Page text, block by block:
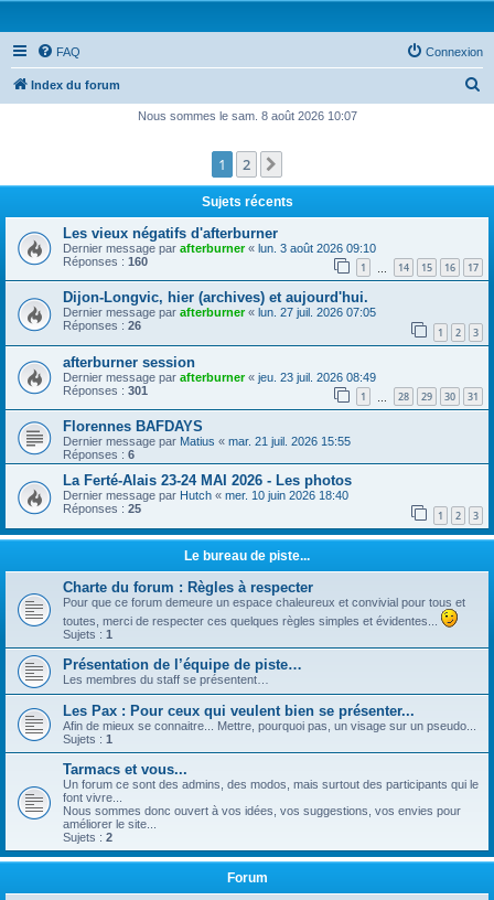
FAQ Connexion
Index du forum
e
r
r
Nous sommes le sam. 8 août 2026 10:07
1 2
Sujets récents
Les vieux négatifs d'afterburner
Dernier message par afterburner« lun. 3 août 2026 09:10
Réponses : 160 1 14 15 16 17
Dijon-Longvic, hier (archives) et aujourd'hui.
Dernier message par afterburner« lun. 27 juil. 2026 07:05
Réponses : 26 1 2 3
afterburner session
Dernier message par afterburner« jeu. 23 juil. 2026 08:49
Réponses : 301 1 28 29 30 31
Florennes BAFDAYS
Dernier message par Matius « mar. 21 juil. 2026 15:55
Réponses : 6
La Ferté-Alais 23-24 MAI 2026 - Les photos
Dernier message par Hutch « mer. 10 juin 2026 18:40
Réponses : 25 1 2 3
Le bureau de piste...
Charte du forum : Règles à respecter
Pour que ce forum demeure un espace chaleureux et convivial pour tous et
toutes, merci de respecter ces quelques règles simples et évidentes...
Sujets : 1
Présentation de l’équipe de piste…
Les membres du staff se présentent…
Les Pax : Pour ceux qui veulent bien se présenter...
Afin de mieux se connaitre... Mettre, pourquoi pas, un visage sur un pseudo...
Sujets : 1
Tarmacs et vous...
Un forum ce sont des admins, des modos, mais surtout des participants qui le
font vivre...
Nous sommes donc ouvert à vos idées, vos suggestions, vos envies pour
améliorer le site...
Sujets : 2
Forum